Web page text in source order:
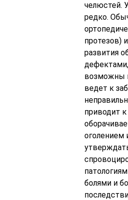
челюстей.
редко.
протезов)
развития
возможны
ведет к
приводит
оголением
болями и